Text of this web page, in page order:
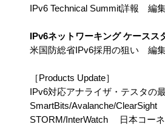
IPv6 Technical Summit詳報 編
IPv6ネットワーキング ケースス
米国防総省IPv6採用の狙い 編
［Products Update］
IPv6対応アナライザ・テスタの
SmartBits/Avalanche/ClearSight
STORM/InterWatch 日本コーネ